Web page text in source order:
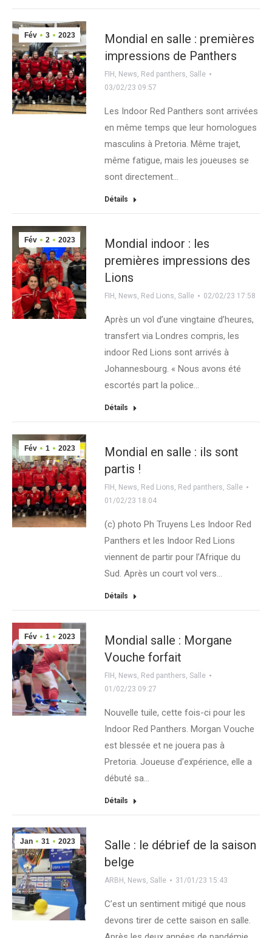
Fév 3 2023
Mondial en salle : premières
impressions de Panthers
FIH , News, Red panthers,Salle
03/02/23 09:57
Les Indoor Red Panthers sont arrivées
en même temps que leur homologues
masculins à Pretoria. Même trajet,
même fatigue, mais les joueuses se
sont directement…
Détails
Fév 2 2023
Mondial indoor : les
premières impressions des
Lions
FIH , News, Red Lions,Salle 02/02/23 17:58
Après un vol d’une vingtaine d’heures,
transfert via Londres compris, les
indoor Red Lions sont arrivés à
Johannesbourg. « Nous avons été
escortés part la police…
Détails
Fév 1 2023
Mondial en salle : ils sont
partis !
FIH , News, Red Lions, Red panthers,Salle
01/02/23 18:04
(c) photo Ph Truyens Les Indoor Red
Panthers et les Indoor Red Lions
viennent de partir pour l’Afrique du
Sud. Après un court vol vers…
Détails
Fév 1 2023
Mondial salle : Morgane
Vouche forfait
FIH , News, Red panthers,Salle
01/02/23 09:27
Nouvelle tuile, cette fois-ci pour les
Indoor Red Panthers. Morgan Vouche
est blessée et ne jouera pas à
Pretoria. Joueuse d’expérience, elle a
débuté sa…
Détails
Jan 31 2023
Salle : le débrief de la saison
belge
ARBH , News,Salle 31/01/23 15:43
C’est un sentiment mitigé que nous
devons tirer de cette saison en salle.